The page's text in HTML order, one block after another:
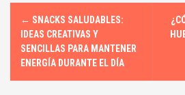
N← SNACKS SALUDABLES:
IDEAS CREATIVAS Y
SENCILLAS PARA MANTENER
ENERGÍA DURANTE EL DÍA